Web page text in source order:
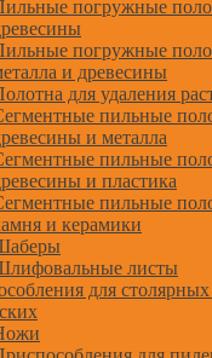
погружные
погружные
и древесины
для удаления
пильные
и металла
пильные
и пластика
пильные
и керамики
листы
для